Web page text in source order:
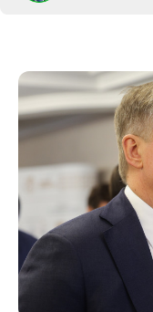
личные
Оставили за
вице-премьера
Аглиуллина, для
в кабмине
практике его
куратора
выходят за